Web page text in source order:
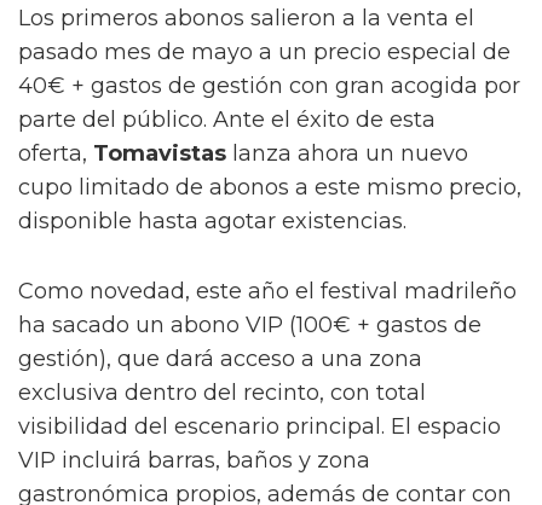
Los primeros abonos salieron a la venta el
pasado mes de mayo a un precio especial de
40€ + gastos de gestión con gran acogida por
parte del público. Ante el éxito de esta
oferta, Tomavistas lanza ahora un nuevo
cupo limitado de abonos a este mismo precio,
disponible hasta agotar existencias.
Como novedad, este año el festival madrileño
ha sacado un abono VIP (100€ + gastos de
gestión), que dará acceso a una zona
exclusiva dentro del recinto, con total
visibilidad del escenario principal. El espacio
VIP incluirá barras, baños y zona
gastronómica propios, además de contar con